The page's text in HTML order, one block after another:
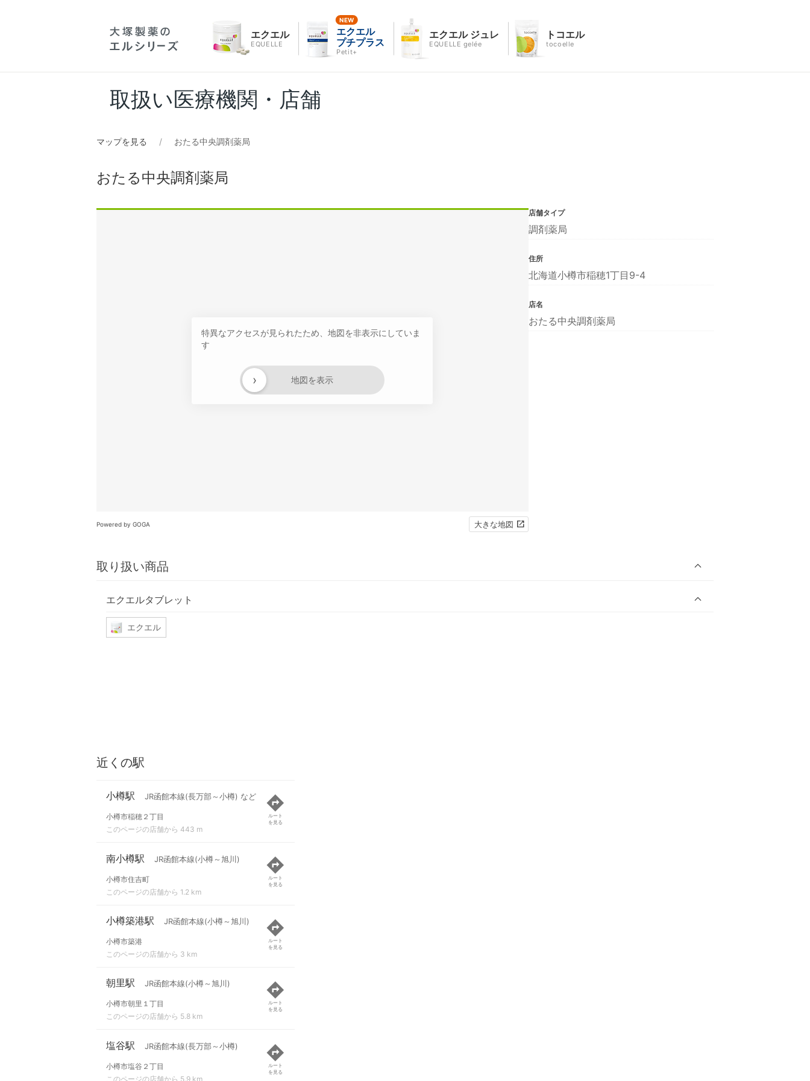
エクエル
EQUELLE
エクエル
プチプラス
Petit+
エクエル ジュレ
EQUELLE gelée
トコエル
tocoelle
取扱い医療機関・店舗
マップを見る おたる中央調剤薬局
おたる中央調剤薬局
特異なアクセスが見られたため、地図を非表示にしていま
す
地図を表示
›
Powered by GOGA 大きな地図
取り扱い商品
エクエルタブレット
エクエル
店舗タイプ
調剤薬局
住所
北海道小樽市稲穂1丁目9-4
店名
おたる中央調剤薬局
近くの駅
小樽駅 JR函館本線(長万部～小樽) など
小樽市稲穂２丁目
このページの店舗から 443 m
ルート
を見る
南小樽駅 JR函館本線(小樽～旭川)
小樽市住吉町
このページの店舗から 1.2 km
ルート
を見る
小樽築港駅 JR函館本線(小樽～旭川)
小樽市築港
このページの店舗から 3 km
ルート
を見る
朝里駅 JR函館本線(小樽～旭川)
小樽市朝里１丁目
このページの店舗から 5.8 km
ルート
を見る
塩谷駅 JR函館本線(長万部～小樽)
小樽市塩谷２丁目
このページの店舗から 5.9 km
ルート
を見る